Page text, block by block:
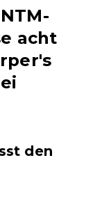
acht
den